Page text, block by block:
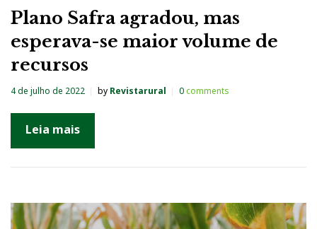
Plano Safra agradou, mas
esperava-se maior volume de
recursos
4 de julho de 2022 by Revistarural 0comments
Leia mais